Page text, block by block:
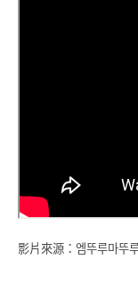
影片來源：엠뚜루마뚜